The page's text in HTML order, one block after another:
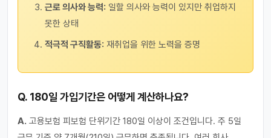
근로 의사와 능력: 일할 의사와 능력이 있지만 취업하지
못한 상태
적극적 구직활동: 재취업을 위한 노력을 증명
Q. 180일 가입기간은 어떻게 계산하나요?
A. 고용보험 피보험 단위기간 180일 이상이 조건입니다. 주 5일